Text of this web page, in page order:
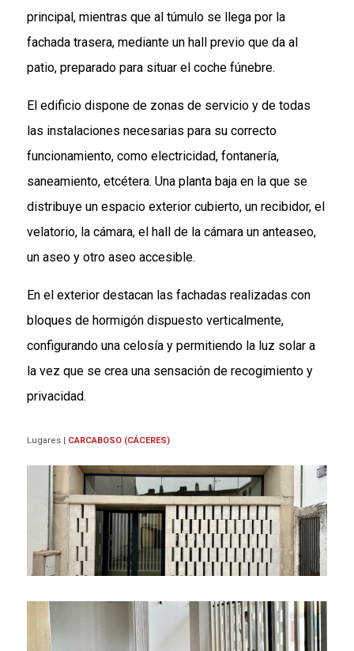
principal, mientras que al túmulo se llega por la
fachada trasera, mediante un hall previo que da al
patio, preparado para situar el coche fúnebre.
El edificio dispone de zonas de servicio y de todas
las instalaciones necesarias para su correcto
funcionamiento, como electricidad, fontanería,
saneamiento, etcétera. Una planta baja en la que se
distribuye un espacio exterior cubierto, un recibidor, el
velatorio, la cámara, el hall de la cámara un anteaseo,
un aseo y otro aseo accesible.
En el exterior destacan las fachadas realizadas con
bloques de hormigón dispuesto verticalmente,
configurando una celosía y permitiendo la luz solar a
la vez que se crea una sensación de recogimiento y
privacidad.
Lugares | CARCABOSO (CÁCERES)